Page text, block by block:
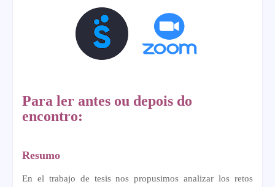
Para ler antes ou depois do
encontro:
Resumo
En el trabajo de tesis nos propusimos analizar los retos